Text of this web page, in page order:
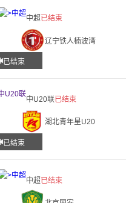
中超已结束
辽宁铁人楠波湾
已结束
中U20联已结束
湖北青年星U20
已结束
中超已结束